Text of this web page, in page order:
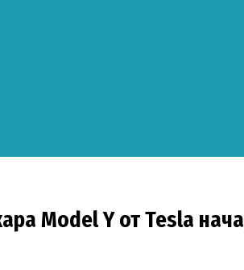
Model Y от Tesla